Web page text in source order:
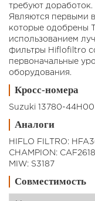
требуют доработок.
Являются первыми
которые одобрены
использованием
фильтры Hiflofiltro
первоначальные
оборудования.
Кросс-номера
Suzuki 13780-
Аналоги
HIFLO FILTRO:
CHAMPION: CAF2618
MIW: S3187
Совместимость